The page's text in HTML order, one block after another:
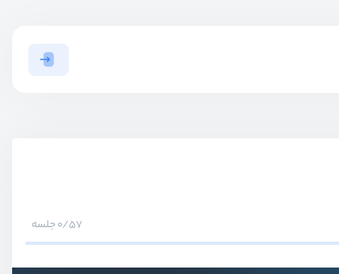
0/57 جلسه